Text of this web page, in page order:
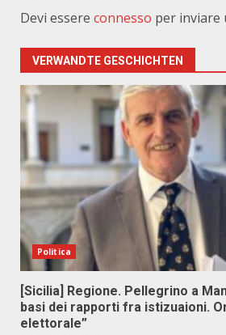
Devi essere connesso per inviare
VERWANDTE GESCHICHTEN
Politica
[Sicilia] Regione. Pellegrino a
basi dei rapporti fra istizuaioni.
elettorale”